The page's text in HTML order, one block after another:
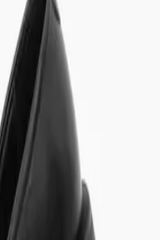
Loafer Ayakkabı
Loafer Ayakkabı
40